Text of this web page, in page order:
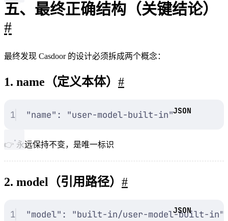
五、最终正确结构（关键结论）
#
最终发现 Casdoor 的设计必须拆成两个概念：
1. name（定义本体） #
1 "name" : "user-model-built-in"
👉 永远保持不变，是唯一标识
2. model（引用路径） #
1 "model" : "built-in/user-model-built-in"